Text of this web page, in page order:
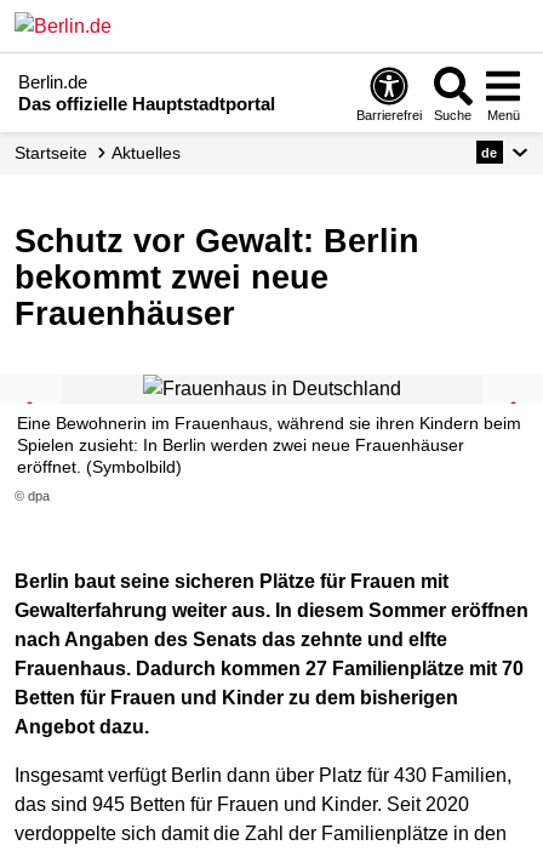
Berlin.de
Das offizielle Hauptstadtportal
Barrierefrei Suche Menü
Startseite Aktuelles de
Schutz vor Gewalt: Berlin
bekommt zwei neue
Frauenhäuser
© dpa
Eine Bewohnerin im Frauenhaus, während sie ihren Kindern beim
Spielen zusieht: In Berlin werden zwei neue Frauenhäuser
eröffnet. (Symbolbild)
Berlin baut seine sicheren Plätze für Frauen mit
Gewalterfahrung weiter aus. In diesem Sommer eröffnen
nach Angaben des Senats das zehnte und elfte
Frauenhaus. Dadurch kommen 27 Familienplätze mit 70
Betten für Frauen und Kinder zu dem bisherigen
Angebot dazu.
Insgesamt verfügt Berlin dann über Platz für 430 Familien,
das sind 945 Betten für Frauen und Kinder. Seit 2020
verdoppelte sich damit die Zahl der Familienplätze in den